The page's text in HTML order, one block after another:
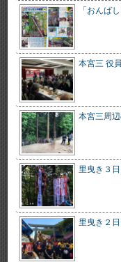
「おんば
本宮三 役
本宮三周
里曳き３
里曳き２